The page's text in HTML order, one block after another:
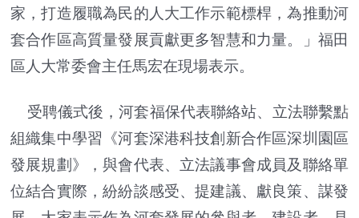
家，打造履職為民的人大工作示範標桿，為推動河
套合作區高質量發展貢獻更多智慧和力量。」福田
區人大常委會主任馬宏在現場表示。
受聘儀式後，河套福保代表聯絡站、立法聯繫點
組織集中學習《河套深港科技創新合作區深圳園區
發展規劃》，與會代表、立法議事會成員及聯絡單
位結合實際，紛紛談感受、提建議、獻良策、謀發